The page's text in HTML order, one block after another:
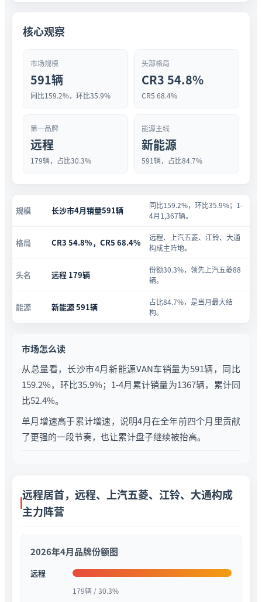
核心观察
市场规模
591辆
同比159.2%，环比35.9%
头部格局
CR3 54.8%
CR5 68.4%
第一品牌
远程
179辆，占比30.3%
能源主线
新能源
591辆，占比84.7%
规模 长沙市4月销量591辆
同比159.2%，环比35.9%；1-
4月1,367辆。
格局 CR3 54.8%，CR5 68.4%
远程、上汽五菱、江铃、大通
构成主阵地。
头名 远程 179辆
份额30.3%，领先上汽五菱88
辆。
能源 新能源 591辆
占比84.7%，是当月最大结
构。
市场怎么读
从总量看，长沙市4月新能源VAN车销量为591辆，同比
159.2%，环比35.9%；1-4月累计销量为1367辆，累计同
比52.4%。
单月增速高于累计增速，说明4月在全年前四个月里贡献
了更强的一段节奏，也让累计盘子继续被抬高。
远程居首，远程、上汽五菱、江铃、大通构成
主力阵营
2026年4月品牌份额图
远程
179辆 / 30.3%